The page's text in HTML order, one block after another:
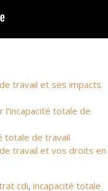
travail et ses impacts
totale de
totale de travail
travail et vos droits en
cdi, incapacité totale